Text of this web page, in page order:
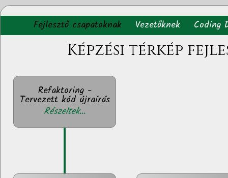
Fejlesztő csapatoknak Vezetőknek Coding
Képzési térkép
Refaktoring -
Tervezett kód újraírás
Részeltek...